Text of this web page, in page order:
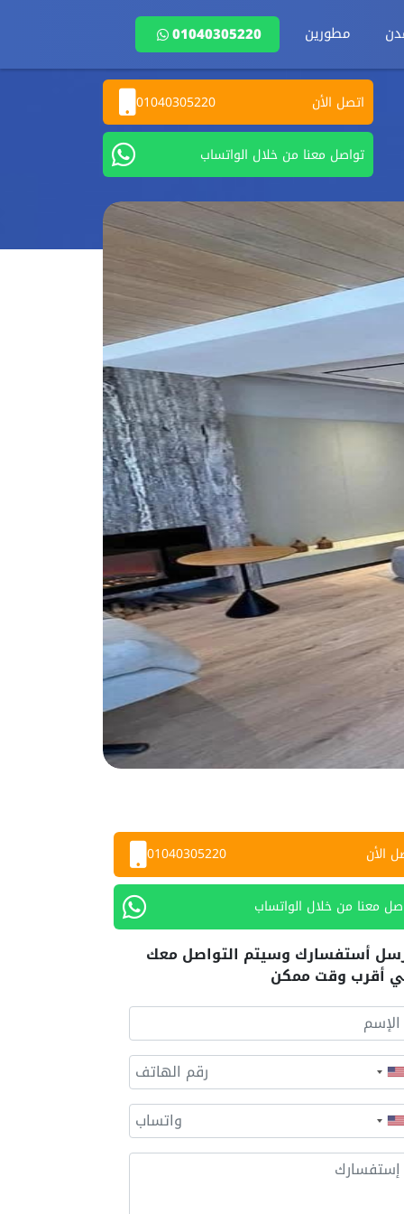
مطورين 01040305220
اتصل الأن 01040305220
تواصل معنا من خلال الواتساب
الأن 01040305220
معنا من خلال الواتساب
أستفسارك وسيتم التواصل معك
أقرب وقت ممكن